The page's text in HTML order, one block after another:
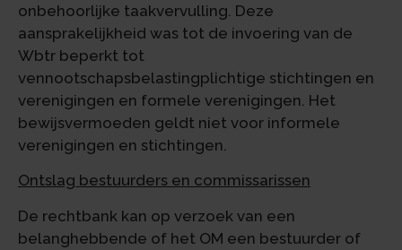
onbehoorlijke taakvervulling. Deze
aansprakelijkheid was tot de invoering van de
Wbtr beperkt tot
vennootschapsbelastingplichtige stichtingen en
verenigingen en formele verenigingen. Het
bewijsvermoeden geldt niet voor informele
verenigingen en stichtingen.
Ontslag bestuurders en commissarissen
De rechtbank kan op verzoek van een
belanghebbende of het OM een bestuurder of